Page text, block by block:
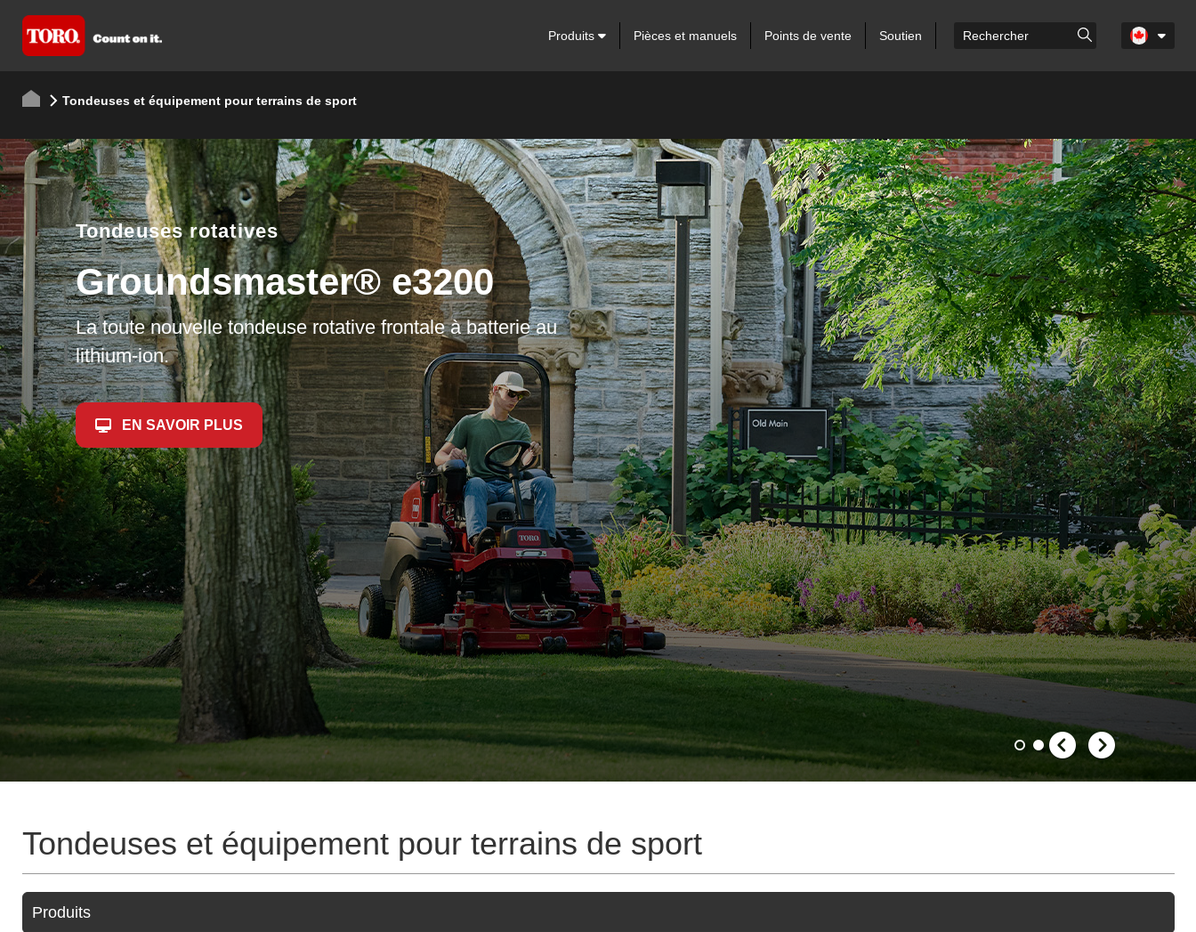
Produits Pièces et manuels Points de vente Soutien
Tondeuses et équipement pour terrains de sport
Tondeuses rotatives
Groundsmaster® e3200
La toute nouvelle tondeuse rotative frontale à batterie au
lithium-ion.
EN SAVOIR PLUS
Tondeuses et équipement pour terrains de sport
Produits